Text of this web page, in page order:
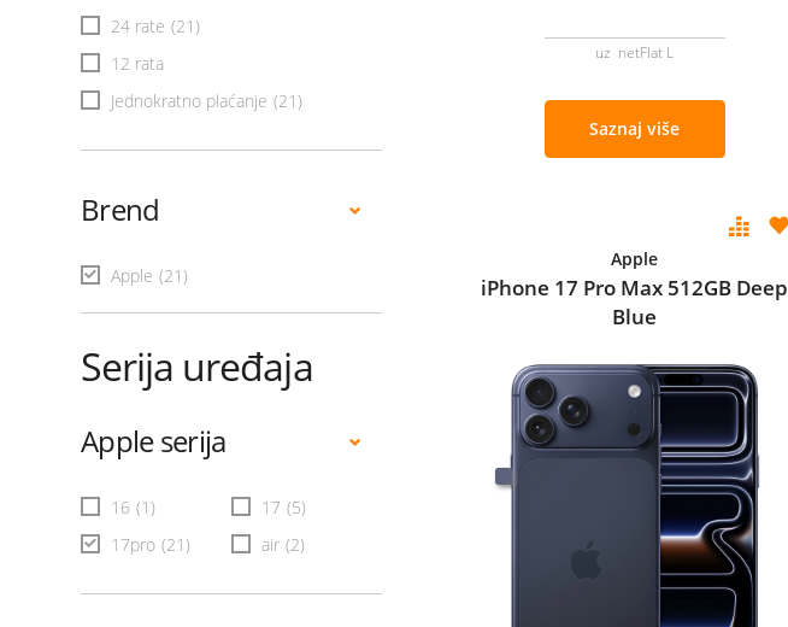
24 rate (21)
12 rata
Jednokratno plaćanje (21)
Brend
Apple (21)
Serija uređaja
Apple serija
16 (1) 17 (5)
17pro (21) air (2)
uz netFlat L
Saznaj više
Apple
iPhone 17 Pro Max 512GB Deep
Blue